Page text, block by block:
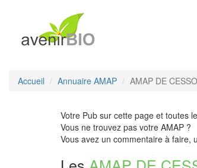
Accueil Annuaire AMAP AMAP DE
Votre Pub sur cette page et toutes
Vous ne trouvez pas votre AMAP ?
Vous avez un commentaire à faire,